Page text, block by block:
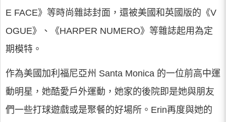
E FACE》等時尚雜誌封面，還被美國和英國版的《V
OGUE》、《HARPER NUMERO》等雜誌起用為定
期模特。
作為美國加利福尼亞州 Santa Monica 的一位前高中運
動明星，她酷愛戶外運動，她家的後院即是她與朋友
們一些打球遊戲或是聚餐的好場所。Erin再度與她的